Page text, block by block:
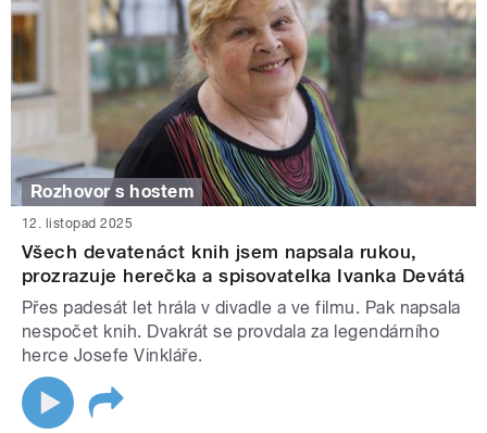
Rozhovor s hostem
12. listopad 2025
Všech devatenáct knih jsem napsala rukou,
prozrazuje herečka a spisovatelka Ivanka Devátá
Přes padesát let hrála v divadle a ve filmu. Pak napsala
nespočet knih. Dvakrát se provdala za legendárního
herce Josefe Vinkláře.